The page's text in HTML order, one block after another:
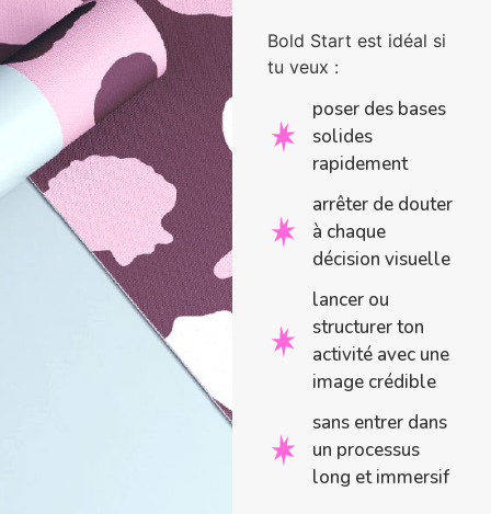
Bold Start est idéal si
tu veux :
poser des bases
solides
rapidement
arrêter de douter
à chaque
décision visuelle
lancer ou
structurer ton
activité avec une
image crédible
sans entrer dans
un processus
long et immersif